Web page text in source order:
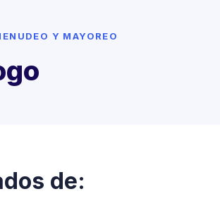
Y MAYOREO
de: